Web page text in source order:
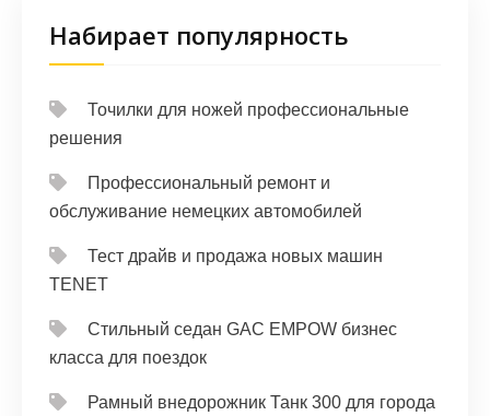
Набирает популярность
Точилки для ножей профессиональные
решения
Профессиональный ремонт и
обслуживание немецких автомобилей
Тест драйв и продажа новых машин
TENET
Стильный седан GAC EMPOW бизнес
класса для поездок
Рамный внедорожник Танк 300 для города